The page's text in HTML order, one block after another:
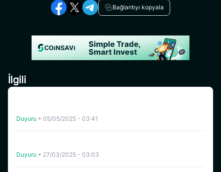
Bağlantıyı kopyala
İlgili
Duyuru • 05/05/2025 - 03:41
Duyuru • 27/03/2025 - 03:03